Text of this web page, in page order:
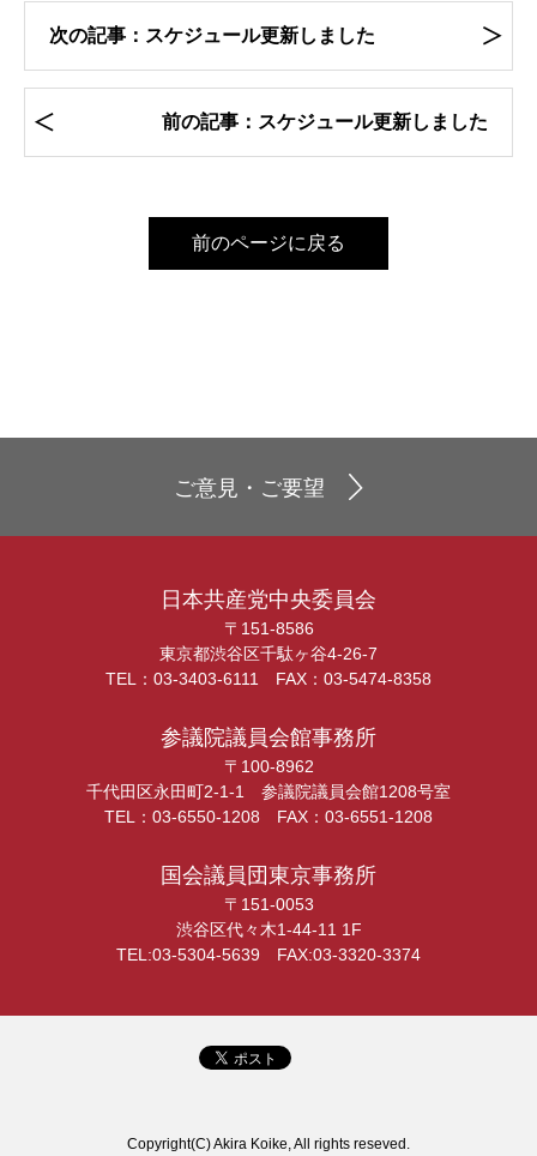
次の記事：スケジュール更新しました
前の記事：スケジュール更新しました
前のページに戻る
ご意見・ご要望
日本共産党中央委員会
〒151-8586
東京都渋谷区千駄ヶ谷4-26-7
TEL：03-3403-6111 FAX：03-5474-8358
参議院議員会館事務所
〒100-8962
千代田区永田町2-1-1 参議院議員会館1208号室
TEL：03-6550-1208 FAX：03-6551-1208
国会議員団東京事務所
〒151-0053
渋谷区代々木1-44-11 1F
TEL:03-5304-5639 FAX:03-3320-3374
Copyright(C) Akira Koike, All rights reseved.